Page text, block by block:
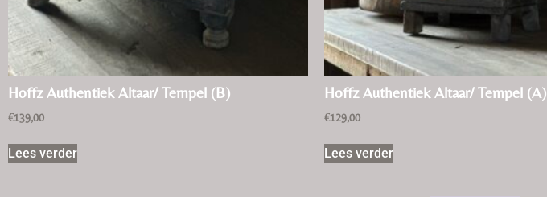
Hoffz Authentiek Altaar/ Tempel (B)
€139,00
Lees verder
Hoffz Authentiek Altaar/ Tempel (A)
€129,00
Lees verder